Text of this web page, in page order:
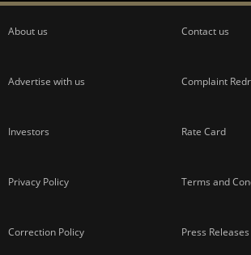
About us Contact us
Advertise with us Complaint
Investors Rate Card
Privacy Policy Terms and
Correction Policy Press Releases